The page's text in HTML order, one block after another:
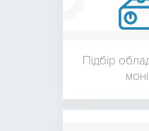
Підбір